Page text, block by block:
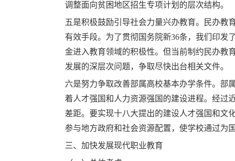
调整面向贫困地区招生专项计划的层次结构。
五是积极鼓励引导社会力量兴办教育。民办教
有效手段。为了贯彻国务院新36条，我们印发
金进入教育领域的积极性。但当前制约民办教
发展的深层次问题，争取尽快出台相关文件。
六是努力争取改善部属高校基本办学条件。部
着人才强国和人力资源强国的建设进程。经过
差距。要实现十八大提出的建设人才强国和文
参与地方政府和社会资源配置，使学校通过为
三、加快发展现代职业教育